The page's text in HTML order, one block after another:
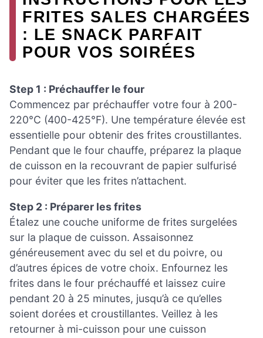
FRITES SALES CHARGÉES
: LE SNACK PARFAIT
POUR VOS SOIRÉES
Step 1 : Préchauffer le four
Commencez par préchauffer votre four à 200-
220°C (400-425°F). Une température élevée est
essentielle pour obtenir des frites croustillantes.
Pendant que le four chauffe, préparez la plaque
de cuisson en la recouvrant de papier sulfurisé
pour éviter que les frites n’attachent.
Step 2 : Préparer les frites
Étalez une couche uniforme de frites surgelées
sur la plaque de cuisson. Assaisonnez
généreusement avec du sel et du poivre, ou
d’autres épices de votre choix. Enfournez les
frites dans le four préchauffé et laissez cuire
pendant 20 à 25 minutes, jusqu’à ce qu’elles
soient dorées et croustillantes. Veillez à les
retourner à mi-cuisson pour une cuisson